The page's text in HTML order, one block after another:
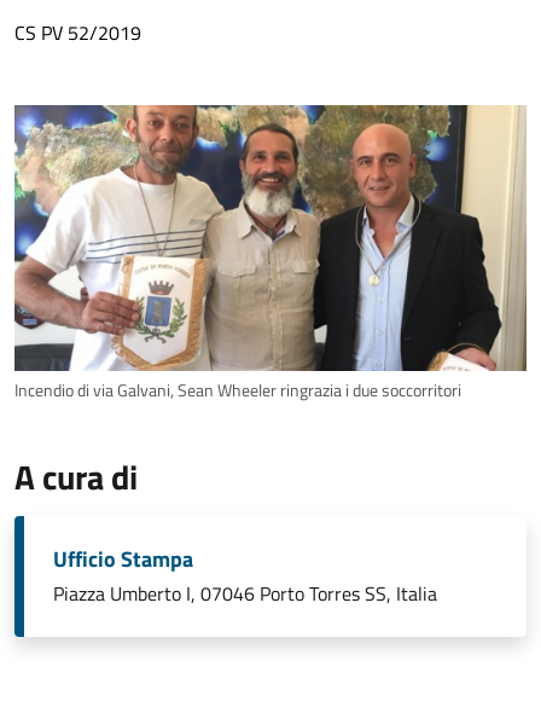
CS PV 52/2019
Incendio di via Galvani, Sean Wheeler ringrazia i due soccorritori
A cura di
Ufficio Stampa
Piazza Umberto I, 07046 Porto Torres SS, Italia